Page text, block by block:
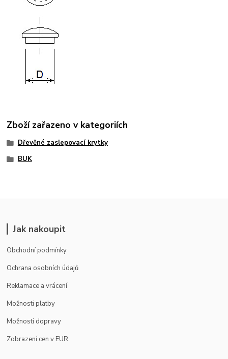
Zboží zařazeno v kategoriích
Dřevěné zaslepovací krytky
BUK
Jak nakoupit
Obchodní podmínky
Ochrana osobních údajů
Reklamace a vrácení
Možnosti platby
Možnosti dopravy
Zobrazení cen v EUR